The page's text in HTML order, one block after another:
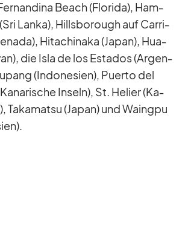
Beach (Flo­rida), Ham­
Lanka), Hills­bo­rough auf Car­ri­
Hi­ta­chi­naka (Ja­pan), Hua­
die Isla de los Es­tados (Ar­gen­
(In­do­ne­sien), Pu­erto del
In­seln), St. He­lier (Ka­
Takamatsu (Ja­pan) und Waingpu